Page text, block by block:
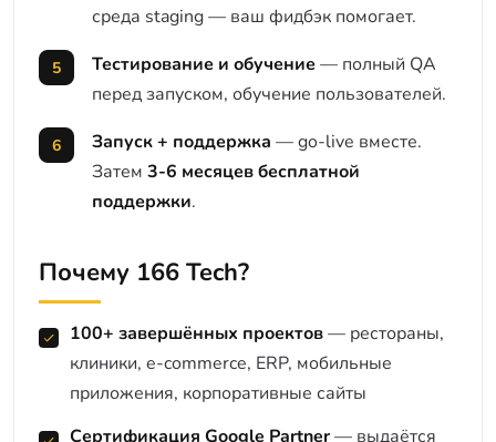
среда staging — ваш фидбэк помогает.
Тестирование и обучение— полный QA
перед запуском, обучение пользователей.
Запуск + поддержка — go-live вместе.
Затем 3-6 месяцев бесплатной
поддержки.
Почему 166 Tech?
100+ завершённых проектов— рестораны,
клиники, e-commerce, ERP, мобильные
приложения, корпоративные сайты
Сертификация Google Partner— выдаётся